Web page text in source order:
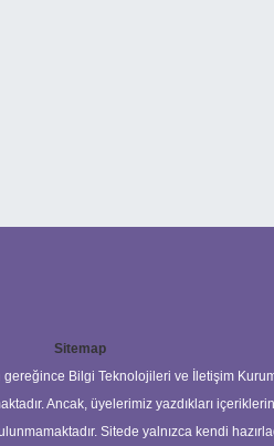
Sitemap
gereğince Bilgi Teknolojileri ve İletişim
Ancak, üyelerimiz yazdıkları
Sitede yalnızca kendi